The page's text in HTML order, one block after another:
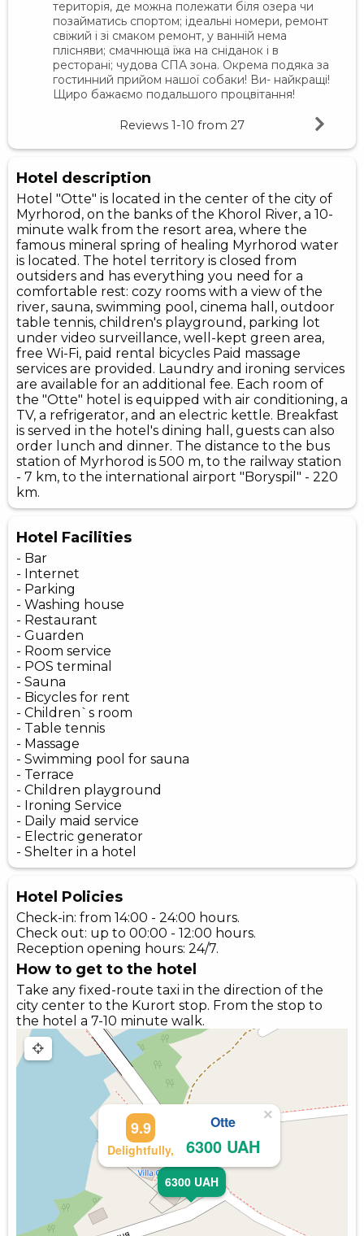
територія, де можна полежати біля озера чи
позайматись спортом; ідеальні номери, ремонт
свіжий і зі смаком ремонт, у ванній нема
плісняви; смачнюща їжа на сніданок і в
ресторані; чудова СПА зона. Окрема подяка за
гостинний прийом нашої собаки! Ви- найкращі!
Щиро бажаємо подальшого процвітання!
Reviews 1-10 from 27
Hotel description
Hotel "Otte" is located in the center of the city of
Myrhorod, on the banks of the Khorol River, a 10-
minute walk from the resort area, where the
famous mineral spring of healing Myrhorod water
is located. The hotel territory is closed from
outsiders and has everything you need for a
comfortable rest: cozy rooms with a view of the
river, sauna, swimming pool, cinema hall, outdoor
table tennis, children's playground, parking lot
under video surveillance, well-kept green area,
free Wi-Fi, paid rental bicycles Paid massage
services are provided. Laundry and ironing services
are available for an additional fee. Each room of
the "Otte" hotel is equipped with air conditioning, a
TV, a refrigerator, and an electric kettle. Breakfast
is served in the hotel's dining hall, guests can also
order lunch and dinner. The distance to the bus
station of Myrhorod is 500 m, to the railway station
- 7 km, to the international airport "Boryspil" - 220
km.
Hotel Facilities
- Bar
- Internet
- Parking
- Washing house
- Restaurant
- Guarden
- Room service
- POS terminal
- Sauna
- Bicycles for rent
- Сhildren`s room
- Table tennis
- Massage
- Swimming pool for sauna
- Terrace
- Children playground
- Ironing Service
- Daily maid service
- Electric generator
- Shelter in a hotel
Hotel Policies
Check-in: from 14:00 - 24:00 hours.
Check out: up to 00:00 - 12:00 hours.
Reception opening hours: 24/7.
How to get to the hotel
Take any fixed-route taxi in the direction of the
city center to the Kurort stop. From the stop to
the hotel a 7-10 minute walk.
6300 UAH
Delightfully,
9.9 Otte
6300 UAH
×